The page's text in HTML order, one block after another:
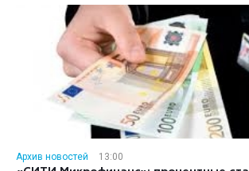
Архив новостей
13:00